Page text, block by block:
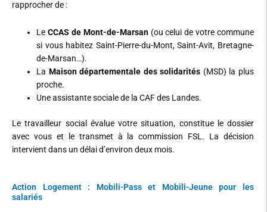
rapprocher de :
Le CCAS de Mont-de-Marsan(ou celui de votre commune
si vous habitez Saint-Pierre-du-Mont, Saint-Avit, Bretagne-
de-Marsan…).
La Maison départementale des solidarités (MSD) la plus
proche.
Une assistante sociale de la CAF des Landes.
Le travailleur social évalue votre situation, constitue le dossier
avec vous et le transmet à la commission FSL. La décision
intervient dans un délai d’environ deux mois.
Action Logement : Mobili-Pass et Mobili-Jeune pour les
salariés